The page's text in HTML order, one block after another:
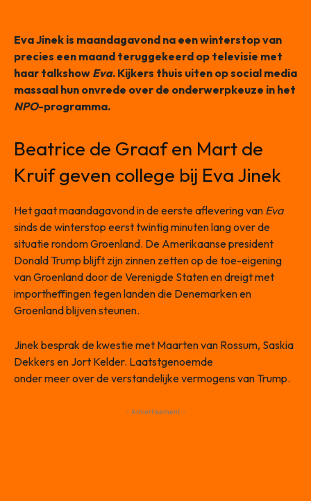
Eva Jinek is maandagavond na een winterstop van
precies een maand teruggekeerd op televisie met
haar talkshow Eva. Kijkers thuis uiten op social media
massaal hun onvrede over de onderwerpkeuze in het
NPO-programma.
Beatrice de Graaf en Mart de
Kruif geven college bij Eva Jinek
Het gaat maandagavond in de eerste aflevering van Eva
sinds de winterstop eerst twintig minuten lang over de
situatie rondom Groenland. De Amerikaanse president
Donald Trump blijft zijn zinnen zetten op de toe-eigening
van Groenland door de Verenigde Staten en dreigt met
importheffingen tegen landen die Denemarken en
Groenland blijven steunen.
Jinek besprak de kwestie met Maarten van Rossum, Saskia
Dekkers en Jort Kelder. Laatstgenoemde
onder meer over de verstandelijke vermogens van Trump.
- Advertisement -